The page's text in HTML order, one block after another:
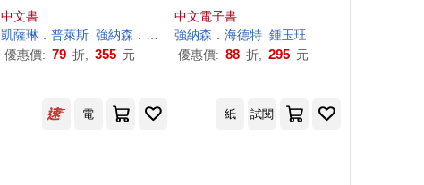
有玩樂、發展的自由
中文書
凱薩琳．普萊斯 強納森．海德特 鍾玉玨 鄭媛元Cynthia Yuan Cheng
優惠價: 79 折, 355 元
中文電子書
強納森．海德特 鍾玉玨
優惠價: 88 折, 295 元
電 紙 試閱